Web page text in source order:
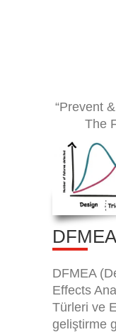
“Prevent
The
DFMEA
Effects
Türleri ve
geliştirme